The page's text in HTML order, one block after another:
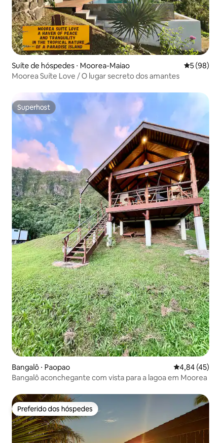
Suíte de hóspedes ⋅ Moorea-Maiao 5 de uma
5 (98)
Moorea Suíte Love / O lugar secreto dos amantes
Superhost
Superhost
Bangalô ⋅ Paopao 4,84 de uma
4,84 (45)
Bangalô aconchegante com vista para a lagoa em Moorea
Preferido dos hóspedes
Preferido dos hóspedes